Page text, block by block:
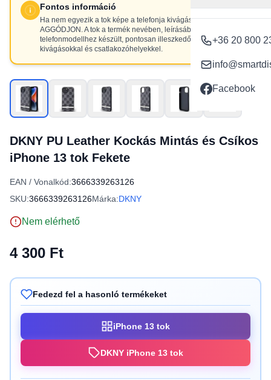
+36 20 800
Facebook
Fontos információ
Ha nem egyezik a tok képe a telefonja kivágásaival, NE
AGGÓDJON. A tok a termék nevében, leírásában szereplő
telefonmodellhez készült, pontosan illeszkedő
kivágásokkal és csatlakozóhelyekkel.
DKNY PU Leather Kockás Mintás és Csíkos
iPhone 13 tok Fekete
EAN / Vonalkód:3666339263126
SKU:3666339263126Márka:DKNY
Nem elérhető
4 300 Ft
Fedezd fel a hasonló termékeket
iPhone 13 tok
DKNY iPhone 13 tok